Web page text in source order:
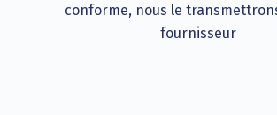
conforme, nous le
fournisseur